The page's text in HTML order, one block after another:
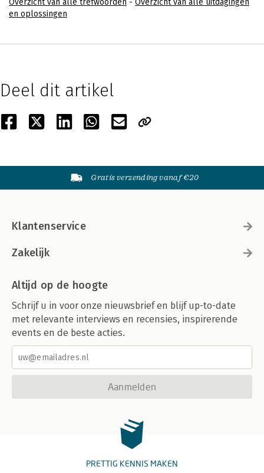
Overzicht van alle trefwoorden - Overzicht van alle uitdagingen
en oplossingen
Deel dit artikel
Gratis verzending vanaf €20
Klantenservice
Zakelijk
Altijd op de hoogte
Schrijf u in voor onze nieuwsbrief en blijf up-to-date
met relevante interviews en recensies, inspirerende
events en de beste acties.
Aanmelden
PRETTIG KENNIS MAKEN